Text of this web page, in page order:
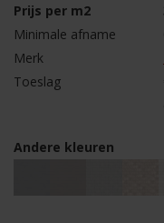
Prijs per m2
Minimale afname
Merk
Toeslag
Andere kleuren